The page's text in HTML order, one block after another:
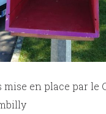
mise en place par le